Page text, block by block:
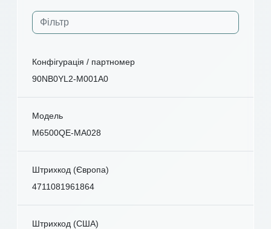
Конфігурація / партномер
90NB0YL2-M001A0
Модель
M6500QE-MA028
Штрихкод (Європа)
4711081961864
Штрихкод (США)